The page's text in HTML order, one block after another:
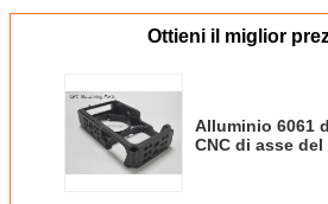
Ottieni il miglior
Alluminio 6061
CNC di asse del